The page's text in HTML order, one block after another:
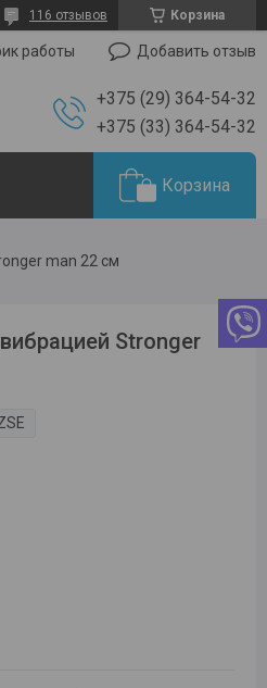
Корзина
116 отзывов
работы Добавить отзыв
+375 (29) 364-54-32
+375 (33) 364-54-32
Корзина
man 22 см
Stronger